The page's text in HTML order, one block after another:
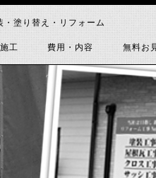
工 費用・内容 無料お
塗り替え・リフォーム